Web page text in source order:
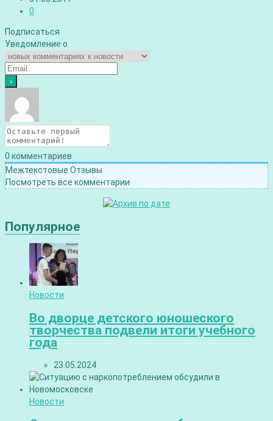
0
Подписаться
Уведомление о
0 комментариев
Межтекстовые Отзывы
Посмотреть все комментарии
Популярное
Новости
Во дворце детского юношеского
творчества подвели итоги учебного
года
23.05.2024
Новости